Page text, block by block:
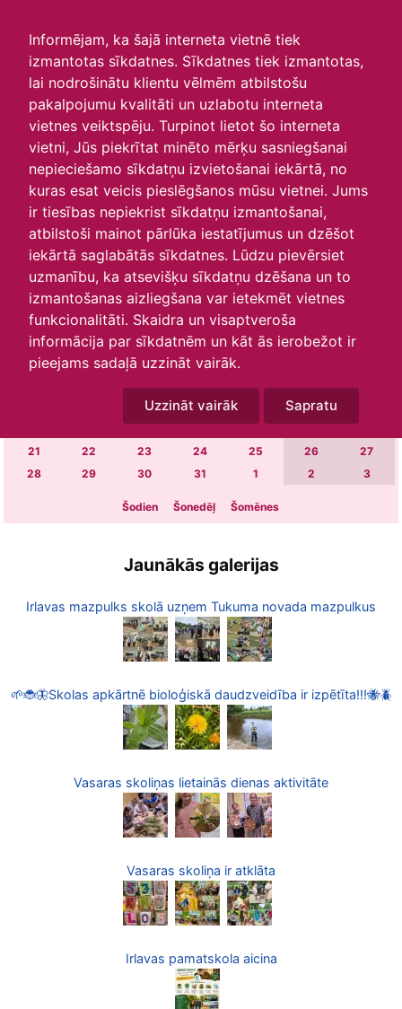
Informējam, ka šajā interneta vietnē tiek
izmantotas sīkdatnes. Sīkdatnes tiek izmantotas,
lai nodrošinātu klientu vēlmēm atbilstošu
pakalpojumu kvalitāti un uzlabotu interneta
vietnes veiktspēju. Turpinot lietot šo interneta
vietni, Jūs piekrītat minēto mērķu sasniegšanai
nepieciešamo sīkdatņu izvietošanai iekārtā, no
kuras esat veicis pieslēgšanos mūsu vietnei. Jums
ir tiesības nepiekrist sīkdatņu izmantošanai,
atbilstoši mainot pārlūka iestatījumus un dzēšot
iekārtā saglabātās sīkdatnes. Lūdzu pievērsiet
uzmanību, ka atsevišķu sīkdatņu dzēšana un to
izmantošanas aizliegšana var ietekmēt vietnes
funkcionalitāti. Skaidra un visaptveroša
informācija par sīkdatnēm un kāt ās ierobežot ir
pieejams sadaļā uzzināt vairāk.
Uzzināt vairāk Sapratu
Skats :
Aktuālie
Šodien Šonedēļ
Šomēnes
Arhīvs
O T S
9 10 12
16 17 18 19
21
22 23 24 25 26
27
28
29 30 31 1 2 3
Šodien Šonedēļ Šomēnes
Jaunākās galerijas
Irlavas mazpulks skolā uzņem Tukuma novada mazpulkus
🌱🐞🦋Skolas apkārtnē bioloģiskā daudzveidība ir izpētīta!!!🐝🪲
Vasaras skoliņas lietainās dienas aktivitāte
Vasaras skoliņa ir atklāta
Irlavas pamatskola aicina